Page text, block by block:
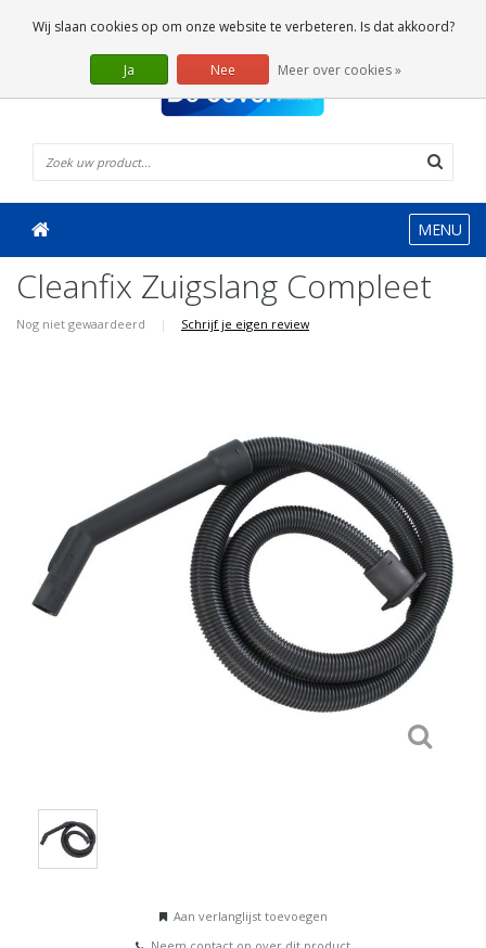
0 Artikelen
MENU
Cleanfix Zuigslang Compleet
Nog niet gewaardeerd | Schrijf je eigen review
Aan verlanglijst toevoegen
Wij slaan cookies op om onze website te verbeteren. Is dat akkoord?
Ja Nee Meer over cookies »